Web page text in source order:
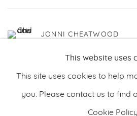
JONNI CHEATWOOD
This website uses
This site uses cookies to help
you. Please contact us to find
Cookie Policy.